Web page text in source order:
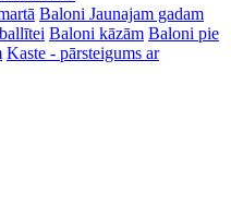
Baloni Jaunajam gadam
Baloni kāzām Baloni pie
Kaste - pārsteigums ar